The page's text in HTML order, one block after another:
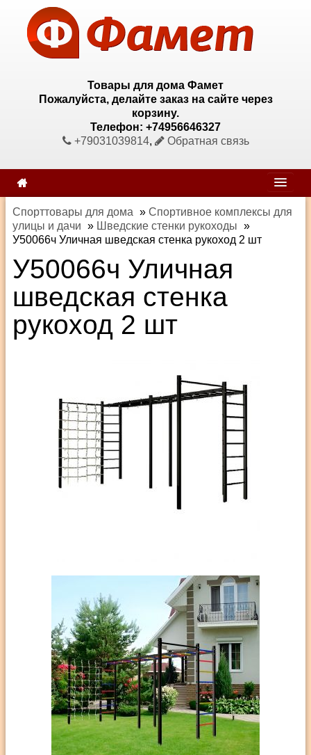
Товары для дома Фамет
Пожалуйста, делайте заказ на сайте через
корзину.
Телефон: +74956646327
+79031039814, Обратная связь
Спорттовары для дома » Спортивное комплексы для
улицы и дачи » Шведские стенки рукоходы »
У50066ч Уличная шведская стенка рукоход 2 шт
У50066ч Уличная
шведская стенка
рукоход 2 шт